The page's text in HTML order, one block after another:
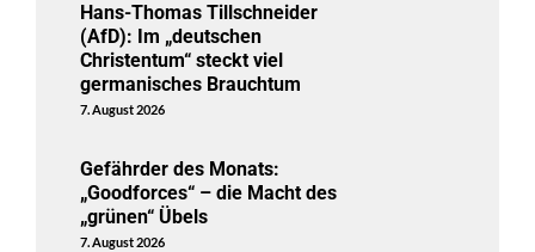
Hans-Thomas Tillschneider
(AfD): Im „deutschen
Christentum“ steckt viel
germanisches Brauchtum
7. August 2026
Gefährder des Monats:
„Goodforces“ – die Macht des
„grünen“ Übels
7. August 2026